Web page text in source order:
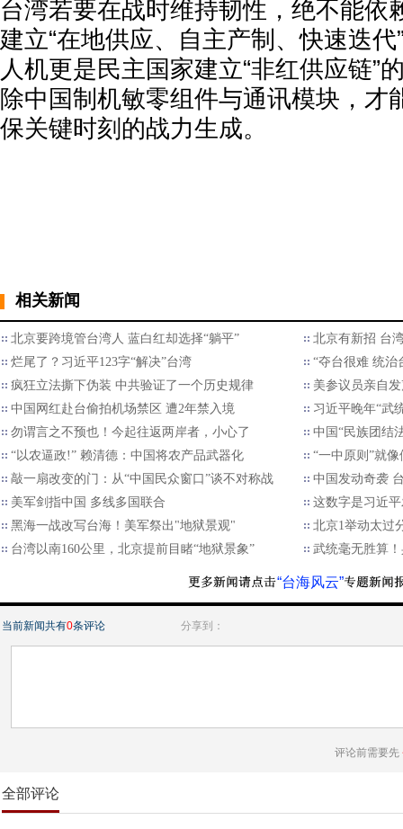
台湾若要在战时维持韧性，绝不能依
建立“在地供应、自主产制、快速迭
人机更是民主国家建立“非红供应链”
除中国制机敏零组件与通讯模块，才
保关键时刻的战力生成。
相关新闻
北京要跨境管台湾人 蓝白红却选择“躺平”
北京有新招 台
烂尾了？习近平123字“解决”台湾
“夺台很难 统治
疯狂立法撕下伪装 中共验证了一个历史规律
美参议员亲自
中国网红赴台偷拍机场禁区 遭2年禁入境
习近平晚年“武
勿谓言之不预也！今起往返两岸者，小心了
中国“民族团结
“以农逼政!” 赖清德：中国将农产品武器化
“一中原则”就
敲一扇改变的门：从“中国民众窗口”谈不对称战
中国发动奇袭
美军剑指中国 多线多国联合
这数字是习近
黑海一战改写台海！美军祭出"地狱景观"
北京1举动太过
台湾以南160公里，北京提前目睹“地狱景象”
武统毫无胜算
“台海风云”
当前新闻共有0条评论 分享到：
评论前需要先
全部评论